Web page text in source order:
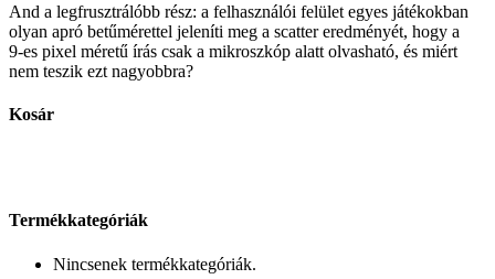
And a legfrusztrálóbb rész: a felhasználói felület egyes játékokban
olyan apró betűmérettel jeleníti meg a scatter eredményét, hogy a
9‑es pixel méretű írás csak a mikroszkóp alatt olvasható, és miért
nem teszik ezt nagyobbra?
Kosár
Termékkategóriák
Nincsenek termékkategóriák.